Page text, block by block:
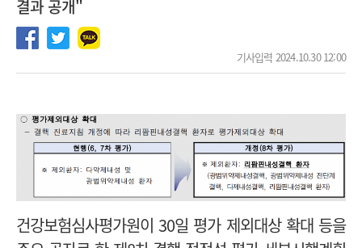
결과 공개"
기사입력 2024.10.30 12:00
건강보험심사평가원이 30일 평가 제외대상 확대 등을